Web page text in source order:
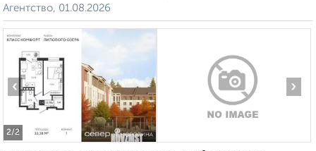
Агентство, 01.08.2026
2/2
‹ ›